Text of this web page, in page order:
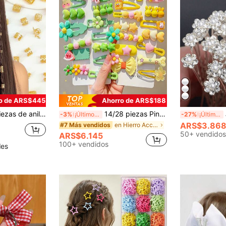
de ARS$445
bohemio vintage, adecuados para mujeres y niñas, accesorios de cabello DIY para trenzas, joyería de estilo festival
Ahorro de ARS$188
-3% ¡Últimos 3 días 14/28 piezas Pinzas para el cabello estilo dulce y fresco de niña, diseño de dibujos animados lindos, adecuado para niñas. Diseño multiestilo de flor/conejo/estrella/corazón/lazo, accesorios para el cabello sin daños, pinzas para el flequillo, pinzas laterales, pinzas para cabellos rebeldes, accesorios versátiles para uso diario
#7 Más vendidos en Hierro Accesorios para el cabello de las mujere
ARS$6.145
100+ vendidos
-27% ¡Últimos 2 días
ARS$3.868
50+ vendidos